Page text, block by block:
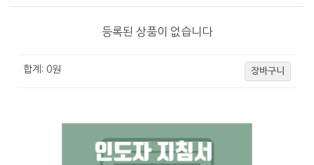
등록된 상품이 없습니다
합계: 0원 장바구니